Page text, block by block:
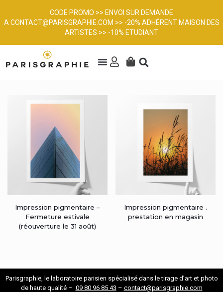
CODE PROMO >> ENVOI SUR DEMANDE
A CONTACT@PARISGRAPHIE.COM >> -20% ADHÉRENT MAISON DES
ARTISTES >> -10% ETUDIANT
Impression pigmentaire –
Fermeture estivale
(réouverture le 31 août)
Impression pigmentaire .
prestation en magasin
Parisgraphie, le laboratoire parisien spécialisé dans le tirage d’art et photo
de haute qualité – 09 80 96 85 43 – contact@parisgraphie.com